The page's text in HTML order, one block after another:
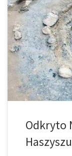
Z grobów
górach Pamir na
naczynia do
cannabinoidy,
Według
Pamir już przed
specjalnie do […]
Odkryto
Haszyszu